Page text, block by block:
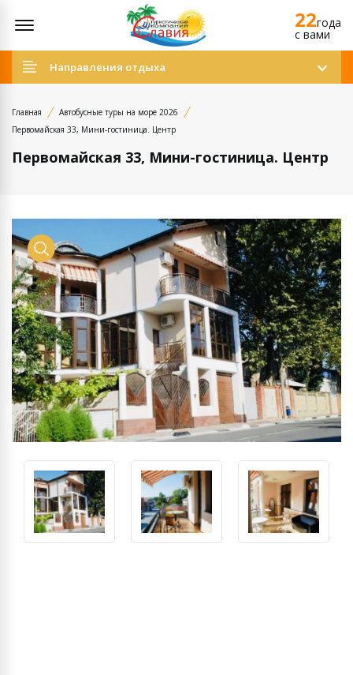
22года
c вами
Направления отдыха
Главная
Автобусные туры на море 2026
Первомайская 33, Мини-гостиница. Центр
Первомайская 33, Мини-гостиница. Центр
Просмотр